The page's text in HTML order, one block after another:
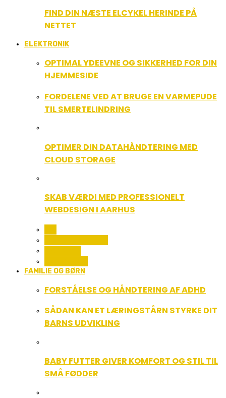
FIND DIN NÆSTE ELCYKEL HERINDE PÅ
NETTET
ELEKTRONIK
OPTIMAL YDEEVNE OG SIKKERHED FOR DIN
HJEMMESIDE
FORDELENE VED AT BRUGE EN VARMEPUDE
TIL SMERTELINDRING
OPTIMER DIN DATAHÅNDTERING MED
CLOUD STORAGE
SKAB VÆRDI MED PROFESSIONELT
WEBDESIGN I AARHUS
FAMILIE OG BØRN
FORSTÅELSE OG HÅNDTERING AF ADHD
SÅDAN KAN ET LÆRINGSTÅRN STYRKE DIT
BARNS UDVIKLING
BABY FUTTER GIVER KOMFORT OG STIL TIL
SMÅ FØDDER